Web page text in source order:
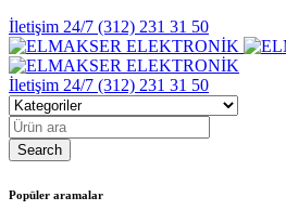
İletişim 24/7 (312) 231 31 50
İletişim 24/7 (312) 231 31 50
Popüler aramalar